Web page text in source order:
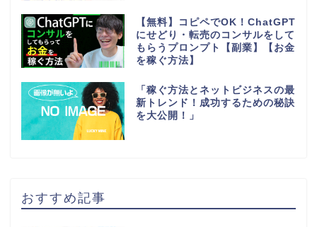
【無料】コピペでOK！ChatGPT
にせどり・転売のコンサルをして
もらうプロンプト【副業】【お金
を稼ぐ方法】
「稼ぐ方法とネットビジネスの最
新トレンド！成功するための秘訣
を大公開！」
おすすめ記事